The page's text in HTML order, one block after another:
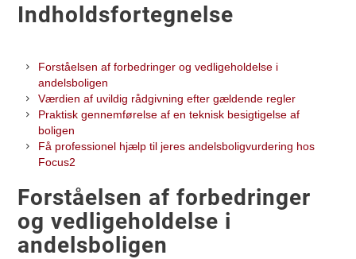
Indholdsfortegnelse
Forståelsen af forbedringer og vedligeholdelse i
andelsboligen
Værdien af uvildig rådgivning efter gældende regler
Praktisk gennemførelse af en teknisk besigtigelse af
boligen
Få professionel hjælp til jeres andelsboligvurdering hos
Focus2
Forståelsen af forbedringer
og vedligeholdelse i
andelsboligen